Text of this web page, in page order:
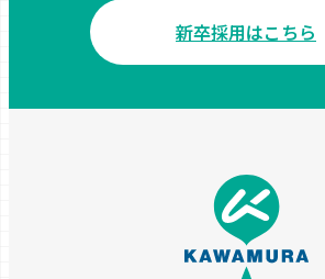
新卒採用はこちら